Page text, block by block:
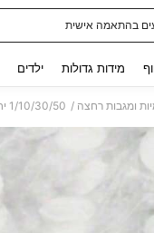
בהתאמה אישית
מידות גדולות ילדים
ומגבות רחצה /